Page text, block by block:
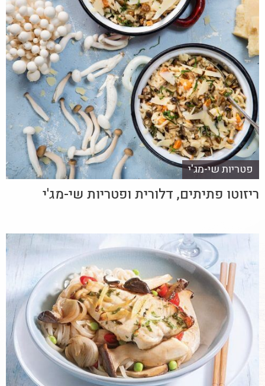
פטריות שי-מג'י
ריזוטו פתיתים, דלורית ופטריות שי-מג'י